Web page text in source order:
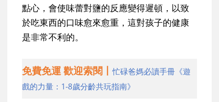
點心，會使味蕾對鹽的反應變得遲頓，以致
於吃東西的口味愈來愈重，這對孩子的健康
是非常不利的。
免費免運 歡迎索閱丨忙碌爸媽必讀手冊《遊
戲的力量：1-8歲分齡共玩指南》